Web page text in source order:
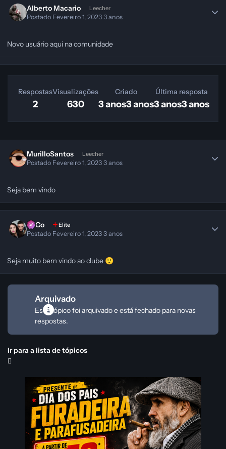
Alberto Macario Leecher
Postado Fevereiro 1, 20233 anos
Novo usuário aqui na comunidade
Respostas
2
Visualizações
630
Criado
3 anos3 anos
Última resposta
3 anos3 anos
MurilloSantos Leecher
Postado Fevereiro 1, 20233 anos
Seja bem vindo
SeCo Elite
Postado Fevereiro 1, 20233 anos
Seja muito bem vindo ao clube 🙂
Arquivado
Este tópico foi arquivado e está fechado para novas
respostas.
Ir para a lista de tópicos